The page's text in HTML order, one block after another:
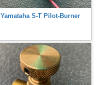
Yamataha S-T Pilot-Burner